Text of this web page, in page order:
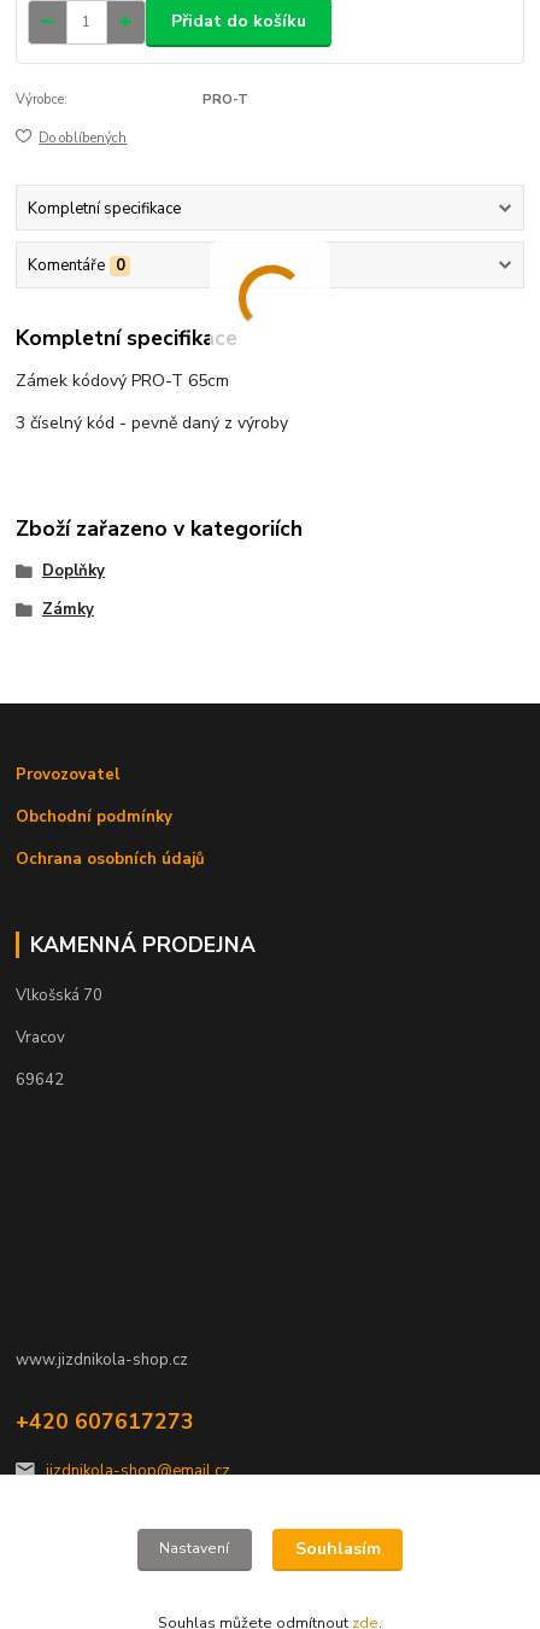
Přidat do košíku
Výrobce: PRO-T
Do oblíbených
Kompletní specifikace
Komentáře 0
Kompletní specifikace
Zámek kódový PRO-T 65cm
3 číselný kód - pevně daný z výroby
Zboží zařazeno v kategoriích
Doplňky
Zámky
Provozovatel
Obchodní podmínky
Ochrana osobních údajů
KAMENNÁ PRODEJNA
Vlkošská 70
Vracov
69642
www.jizdnikola-shop.cz
+420 607617273
jizdnikola-shop@email.cz
Nastavení Souhlasím
Souhlas můžete odmítnout zde.